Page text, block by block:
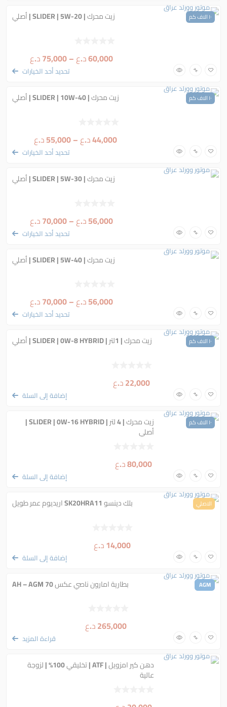
١٠ الاف كم زيت محرك | SLIDER | 5W-20 | أصلي
60,000د.ع–
75,000د.ع
تحديد أحد الخيارات
١٠ الاف كم زيت محرك | SLIDER | 10W-40 | أصلي
44,000د.ع–
55,000د.ع
تحديد أحد الخيارات
زيت محرك | SLIDER | 5W-30 | أصلي
56,000د.ع–
70,000د.ع
تحديد أحد الخيارات
زيت محرك | SLIDER | 5W-40 | أصلي
56,000د.ع–
70,000د.ع
تحديد أحد الخيارات
١٠ الاف كم زيت محرك | 1لتر | SLIDER | 0W-8 HYBRID | أصلي
22,000د.ع
إضافة إلى السلة
١٠ الاف كم زيت محرك | 4 لتر | SLIDER | 0W-16 HYBRID |
أصلي
80,000د.ع
إضافة إلى السلة
الاصلي بلك دينسو SK20HRA11 اريديوم عمر طويل
14,000د.ع
إضافة إلى السلة
AGM بطارية امارون ناصي عكس 70 AH – AGM
265,000د.ع
قراءة المزيد
دهن كير امزويل | ATF | تخليقي 100% | لزوجة
عالية